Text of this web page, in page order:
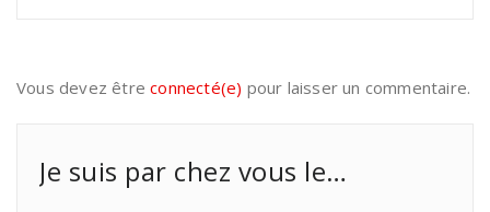
Vous devez êtreconnecté(e) pour laisser un commentaire.
Je suis par chez vous le…